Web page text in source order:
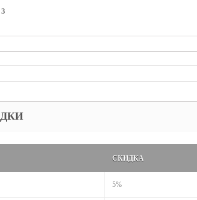
3
СКИДКА
5%